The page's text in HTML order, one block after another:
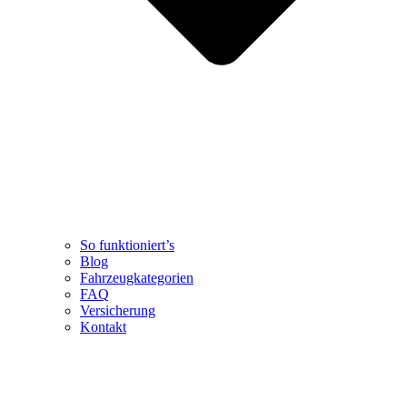
So funktioniert’s
Blog
Fahrzeugkategorien
FAQ
Versicherung
Kontakt